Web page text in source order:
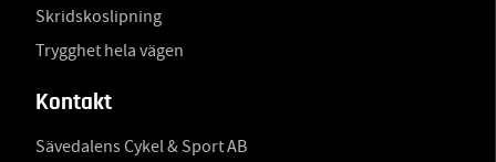
Skridskoslipning
Trygghet hela vägen
Kontakt
Sävedalens Cykel & Sport AB